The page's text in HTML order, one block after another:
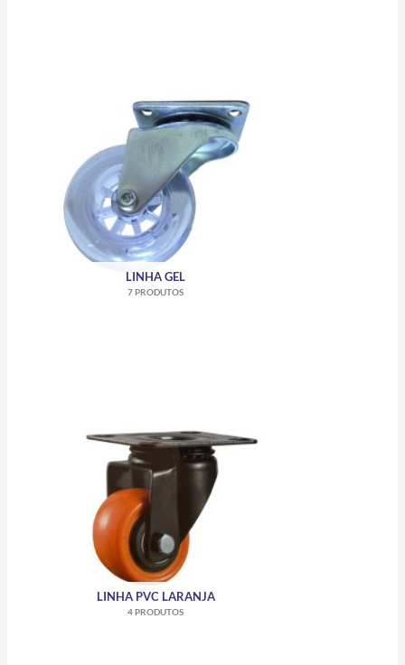
LINHA GEL
7 PRODUTOS
LINHA PVC LARANJA
4 PRODUTOS